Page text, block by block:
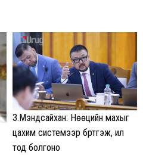
З.Мэндсайхан: Нөөцийн махыг
цахим системээр бүртгэж, ил
тод болгоно